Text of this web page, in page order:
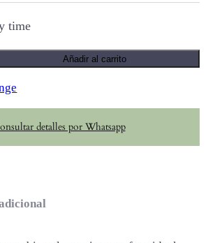
time
Añadir al carrito
detalles por Whatsapp